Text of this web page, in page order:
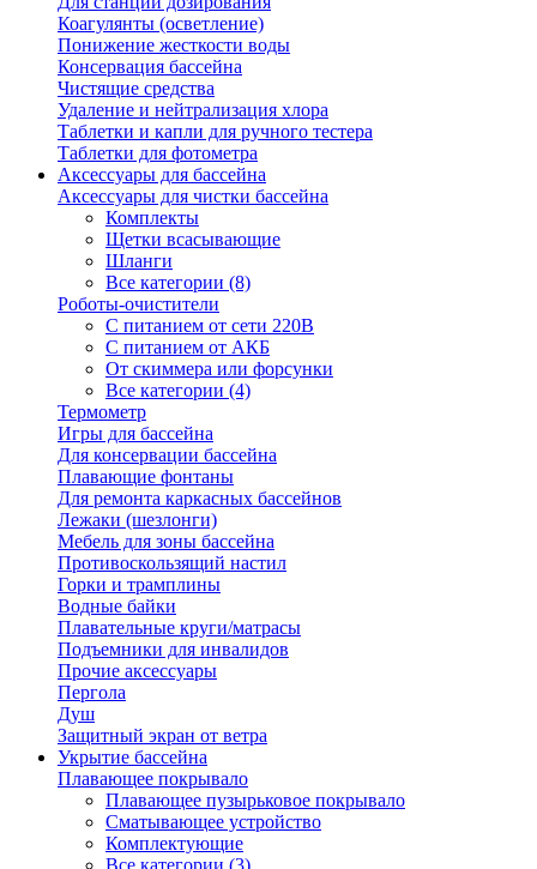
Коагулянты (осветление)
Понижение жесткости воды
Консервация бассейна
Чистящие средства
Удаление и нейтрализация хлора
Таблетки и капли для ручного тестера
Таблетки для фотометра
Аксессуары для бассейна
Аксессуары для чистки бассейна
Комплекты
Щетки всасывающие
Шланги
Все категории (8)
Роботы-очистители
С питанием от сети 220В
С питанием от АКБ
От скиммера или форсунки
Все категории (4)
Термометр
Игры для бассейна
Для консервации бассейна
Плавающие фонтаны
Для ремонта каркасных бассейнов
Лежаки (шезлонги)
Мебель для зоны бассейна
Противоскользящий настил
Горки и трамплины
Водные байки
Плавательные круги/матрасы
Подъемники для инвалидов
Прочие аксессуары
Пергола
Душ
Защитный экран от ветра
Укрытие бассейна
Плавающее покрывало
Плавающее пузырьковое покрывало
Сматывающее устройство
Комплектующие
Все категории (3)